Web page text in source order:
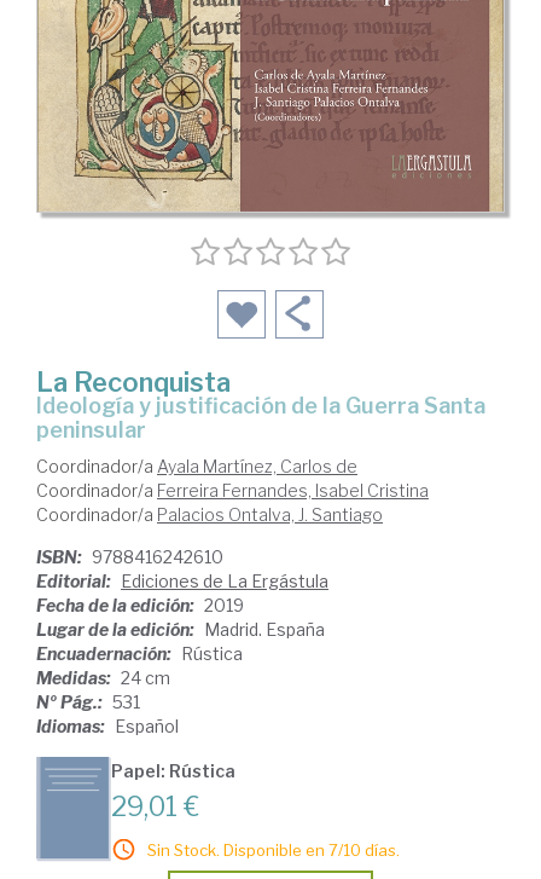
La Reconquista
peninsular
Coordinador/a Ayala Martínez, Carlos de
Coordinador/a Ferreira Fernandes, Isabel Cristina
Coordinador/a Palacios Ontalva, J. Santiago
ISBN: 9788416242610
Editorial: Ediciones de La Ergástula
Fecha de la edición: 2019
Lugar de la edición: Madrid. España
Encuadernación: Rústica
Medidas: 24 cm
Nº Pág.: 531
Idiomas: Español
Papel: Rústica
29,01 €
Sin Stock. Disponible en 7/10 días.